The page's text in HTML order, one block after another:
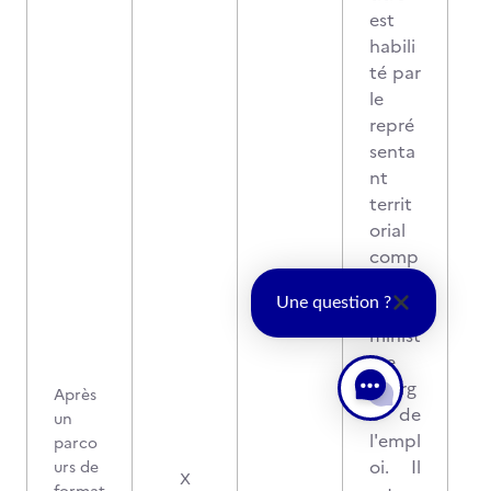
Après
un
parco
urs de
X
est
habili
té par
le
repré
senta
nt
territ
orial
comp
du
minist
ère
charg
é de
l'empl
oi. Il
Une question ?